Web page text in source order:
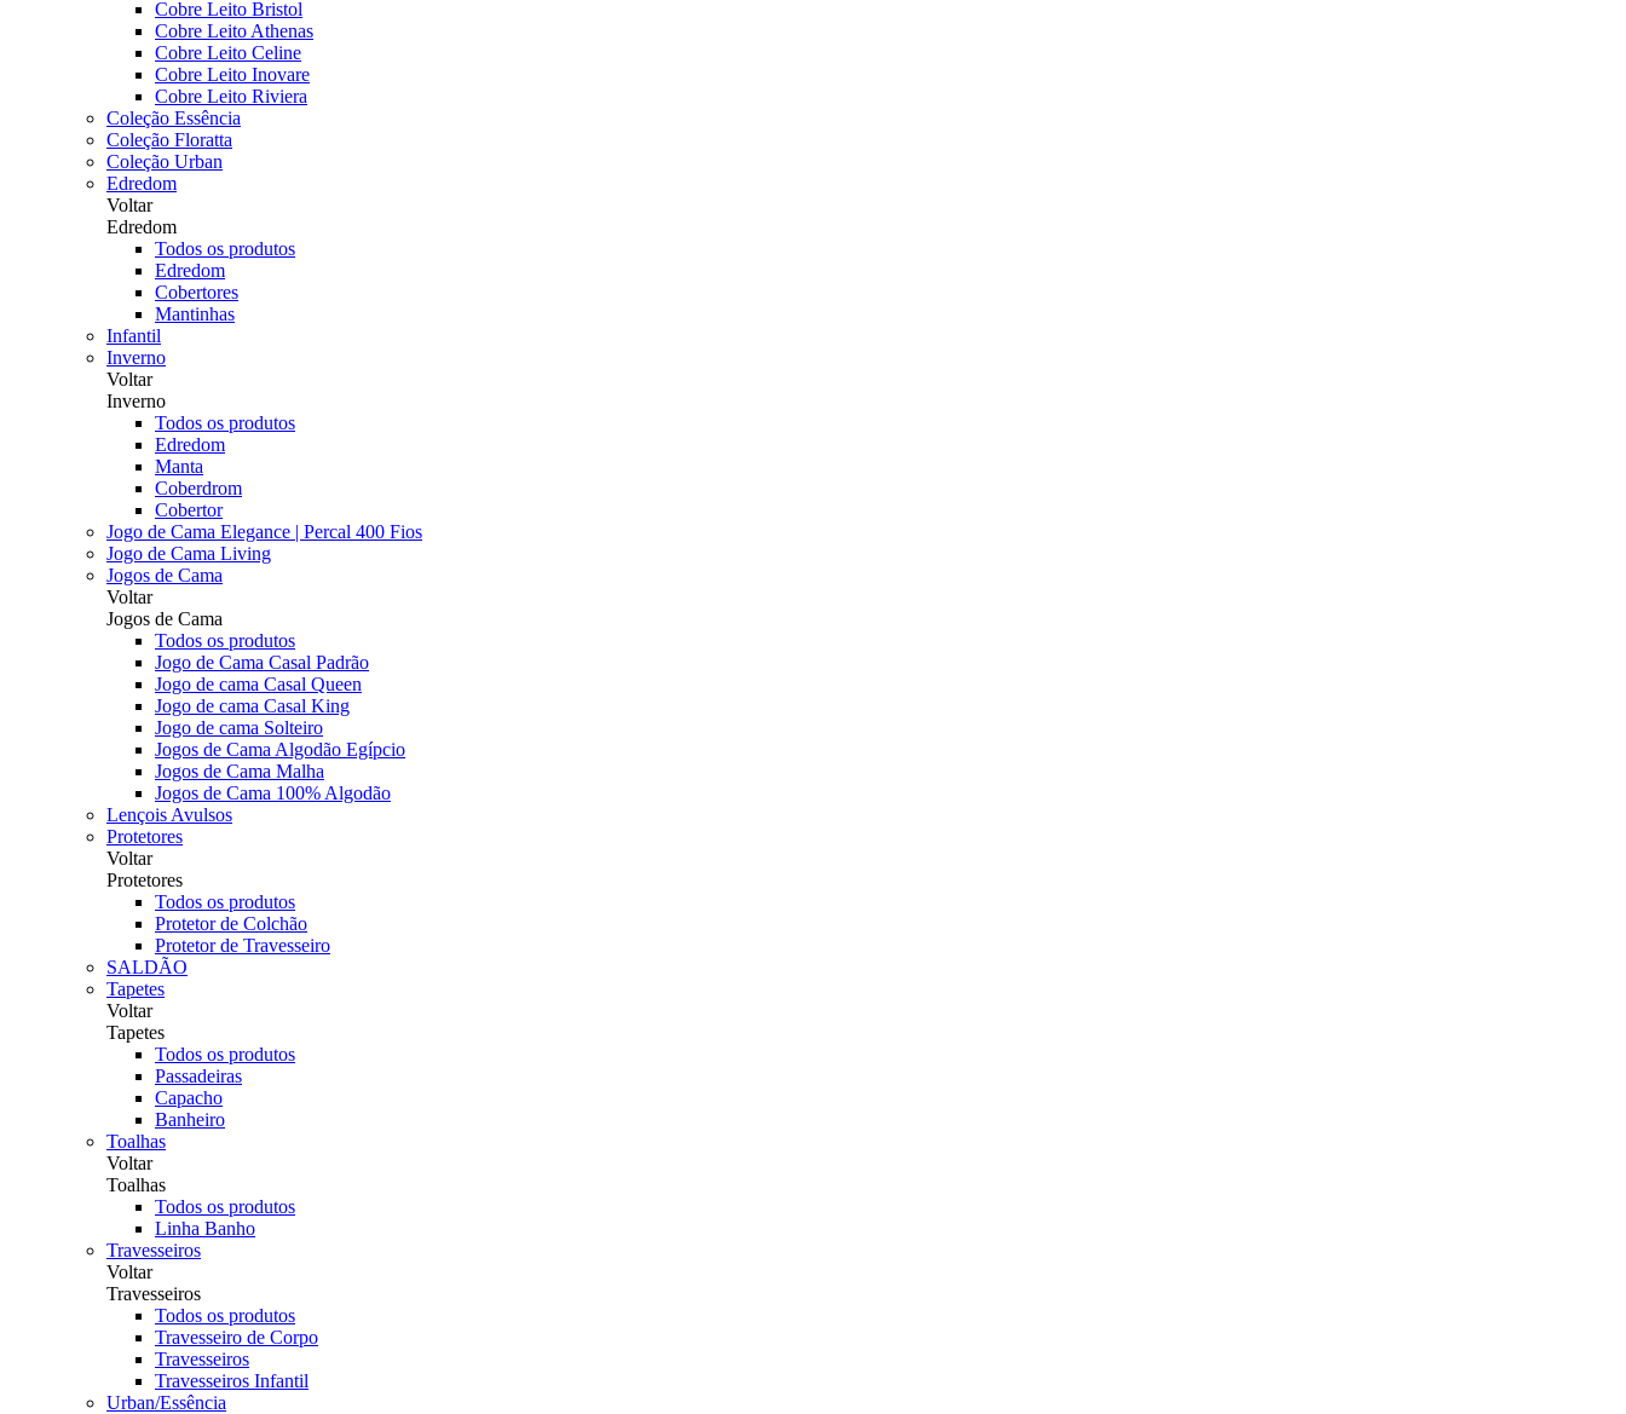
Cobre Leito Bristol
Cobre Leito Athenas
Cobre Leito Celine
Cobre Leito Inovare
Cobre Leito Riviera
Coleção Essência
Coleção Floratta
Coleção Urban
Edredom
Voltar
Edredom
Todos os produtos
Edredom
Cobertores
Mantinhas
Infantil
Inverno
Voltar
Inverno
Todos os produtos
Edredom
Manta
Coberdrom
Cobertor
Jogo de Cama Elegance | Percal 400 Fios
Jogo de Cama Living
Jogos de Cama
Voltar
Jogos de Cama
Todos os produtos
Jogo de Cama Casal Padrão
Jogo de cama Casal Queen
Jogo de cama Casal King
Jogo de cama Solteiro
Jogos de Cama Algodão Egípcio
Jogos de Cama Malha
Jogos de Cama 100% Algodão
Lençois Avulsos
Protetores
Voltar
Protetores
Todos os produtos
Protetor de Colchão
Protetor de Travesseiro
SALDÃO
Tapetes
Voltar
Tapetes
Todos os produtos
Passadeiras
Capacho
Banheiro
Toalhas
Voltar
Toalhas
Todos os produtos
Linha Banho
Travesseiros
Voltar
Travesseiros
Todos os produtos
Travesseiro de Corpo
Travesseiros
Travesseiros Infantil
Urban/Essência